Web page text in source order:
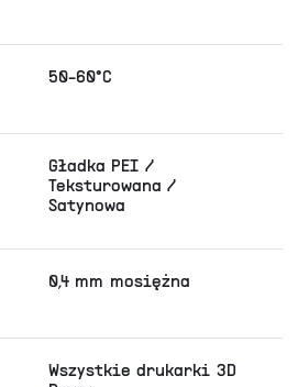
50-60°C
Gładka PEI /
Teksturowana /
Satynowa
0,4 mm mosiężna
Wszystkie drukarki 3D